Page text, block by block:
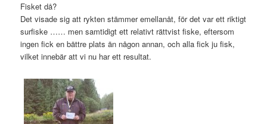
Fisket då?
Det visade sig att rykten stämmer emellanåt, för det var ett riktigt
surfiske …… men samtidigt ett relativt rättvist fiske, eftersom
ingen fick en bättre plats än någon annan, och alla fick ju fisk,
vilket innebär att vi nu har ett resultat.